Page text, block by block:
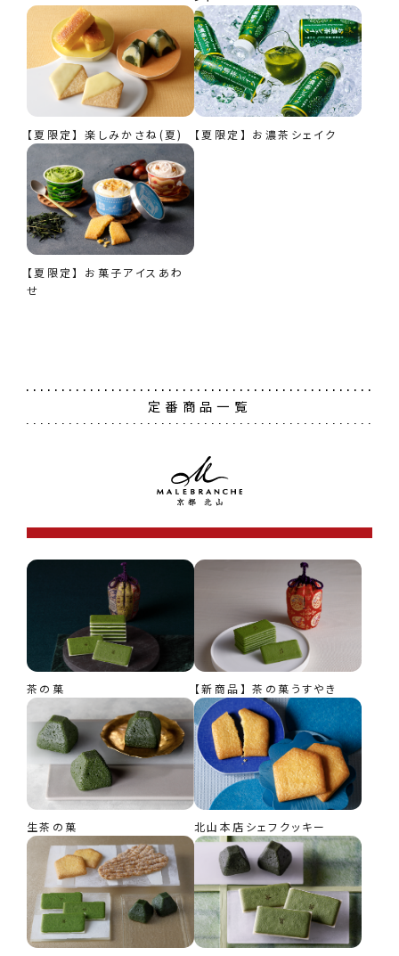
【夏限定】 楽しみかさね(夏) 【夏限定】 お濃茶シェイク
【夏限定】 お菓子アイスあわ
せ
定番商品一覧
茶の菓 【新商品】 茶の菓うすやき
生茶の菓 北山本店シェフクッキー